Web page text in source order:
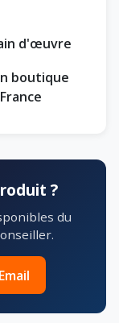
d'œuvre
boutique
?
du